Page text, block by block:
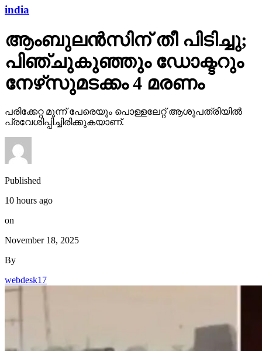
india
ആംബുലന്‍സിന് തീ പിടിച്ചു;
പിഞ്ചുകുഞ്ഞും ഡോക്ടറും
നേഴ്‌സുമടക്കം 4 മരണം
പരിക്കേറ്റ മൂന്ന് പേരെയും പൊള്ളലേറ്റ് ആശുപത്രിയില്‍
പ്രവേശിപ്പിച്ചിരിക്കുകയാണ്.
Published
10 hours ago
on
November 18, 2025
By
webdesk17